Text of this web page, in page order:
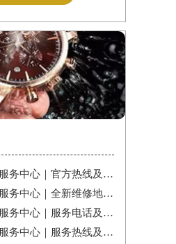
成都浪琴官方售后服务中心｜官方热线及详细网点地址权威信息公告（2026年7月最新）
成都浪琴官方售后服务中心｜全新维修地址及官方热线权威信息公告（2026年7月最新）
成都浪琴官方售后服务中心｜服务电话及24小时维修地址权威信息公告（2026年7月最新）
成都浪琴官方售后服务中心｜服务热线及完整维修地址权威信息公告（2026年7月最新）